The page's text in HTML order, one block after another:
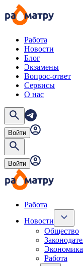
Работа
Новости
Блог
Экзамены
Вопрос-ответ
Сервисы
О нас
Войти
Войти
Работа
Новости
Общество
Экономика
Работа